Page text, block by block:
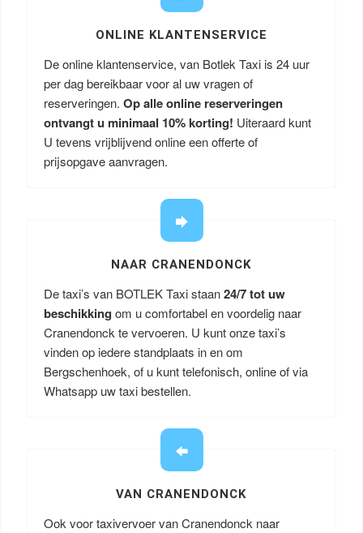
ONLINE KLANTENSERVICE
De online klantenservice, van Botlek Taxi is 24 uur
per dag bereikbaar voor al uw vragen of
reserveringen. Op alle online reserveringen
ontvangt u minimaal 10% korting! Uiteraard kunt
U tevens vrijblijvend online een offerte of
prijsopgave aanvragen.
NAAR CRANENDONCK
De taxi’s van BOTLEK Taxi staan24/7 tot uw
beschikking om u comfortabel en voordelig naar
Cranendonck te vervoeren. U kunt onze taxi’s
vinden op iedere standplaats in en om
Bergschenhoek, of u kunt telefonisch, online of via
Whatsapp uw taxi bestellen.
VAN CRANENDONCK
Ook voor taxivervoer van Cranendonck naar